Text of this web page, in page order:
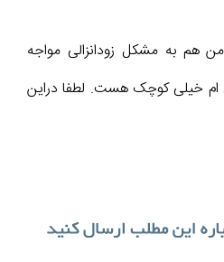
هم به مشکل زودانزالی مواجه
ام خیلی کوچک هست. لطفا دراین